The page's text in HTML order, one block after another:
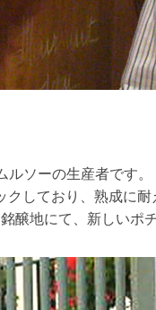
ソーの生産者です。
しており、熟成に耐
地にて、新しいポ